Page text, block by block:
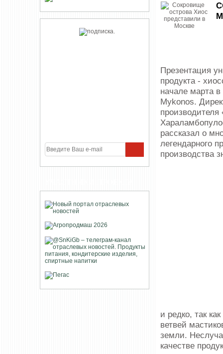
Презентация
продукта -
начале марта
Mykonos.
рассказал о
легендарного
производства
и редко, так
ветвей
земли.
качестве